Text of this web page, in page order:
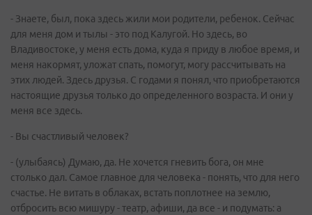
- Знаете, был, пока здесь жили мои родители, ребенок. Сейчас
для меня дом и тылы - это под Калугой. Но здесь, во
Владивостоке, у меня есть дома, куда я приду в любое время, и
меня накормят, уложат спать, помогут, могу рассчитывать на
этих людей. Здесь друзья. С годами я понял, что приобретаются
настоящие друзья только до определенного возраста. И они у
меня все здесь.
- Вы счастливый человек?
- (улыбаясь) Думаю, да. Не хочется гневить бога, он мне
столько дал. Самое главное для человека - понять, что для него
счастье. Не витать в облаках, встать поплотнее на землю,
отбросить всю мишуру - театр, афиши, да все - и подумать: а